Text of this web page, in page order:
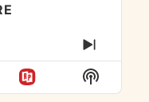
NEXT
Show
Podcast